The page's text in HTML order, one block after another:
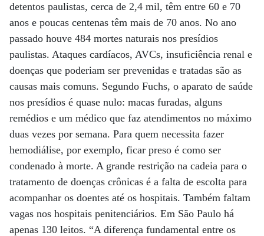
detentos paulistas, cerca de 2,4 mil, têm entre 60 e 70
anos e poucas centenas têm mais de 70 anos. No ano
passado houve 484 mortes naturais nos presídios
paulistas. Ataques cardíacos, AVCs, insuficiência renal e
doenças que poderiam ser prevenidas e tratadas são as
causas mais comuns. Segundo Fuchs, o aparato de saúde
nos presídios é quase nulo: macas furadas, alguns
remédios e um médico que faz atendimentos no máximo
duas vezes por semana. Para quem necessita fazer
hemodiálise, por exemplo, ficar preso é como ser
condenado à morte. A grande restrição na cadeia para o
tratamento de doenças crônicas é a falta de escolta para
acompanhar os doentes até os hospitais. Também faltam
vagas nos hospitais penitenciários. Em São Paulo há
apenas 130 leitos. “A diferença fundamental entre os